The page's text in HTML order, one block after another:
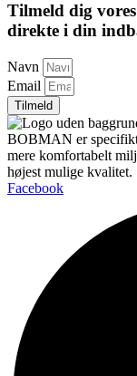
Tilmeld dig
direkte i din
Navn
Email
Tilmeld
BOBMAN er specifikt
mere komfortabelt
højest mulige kvalitet.
Facebook